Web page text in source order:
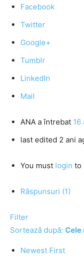
Facebook
Twitter
Google+
Tumblr
LinkedIn
Mail
ANA a întrebat 16
last edited 2 ani
You must login to
Răspunsuri (1)
Filter
Sortează după: Cele
Newest First